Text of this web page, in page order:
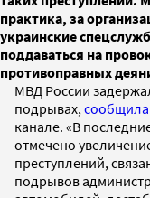
практика, за
украинские
поддаваться на
противоправных
МВД России
подрывах, сообщила
канале. «В
отмечено
преступлений,
подрывов